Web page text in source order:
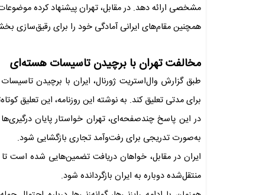
مشخصی ارائه دهد. در مقابل، تهران پیشنهاد کرده موضوعات هسته‌ای طی ۳۰ روز آینده
همچنین مقام‌های ایرانی آمادگی خود را برای رقیق‌سازی
مخالفت تهران با برچیدن تاسیسات هسته‌ای
طبق گزارش وال‌استریت ژورنال، ایران با برچیدن
برای مدتی تعلیق کند. به نوشته این روزنامه، این تعلیق کوتاه‌تر از توقف ۲۰ ساله‌ای خواهد بود که
در این پاسخ چندصفحه‌ای، تهران خواستار پایان
به‌صورت تدریجی برای رفت‌وآمد تجاری بازگشایی شود.
ایران در مقابل، خواهان دریافت تضمین‌هایی شده است
منتقل‌شده دوباره به ایران بازگردانده شود.